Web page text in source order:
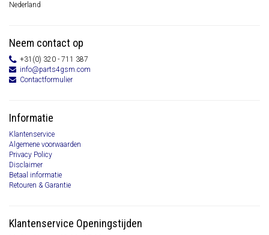
Nederland
Neem contact op
+31(0) 320 - 711 387
info@parts4gsm.com
Contactformulier
Informatie
Klantenservice
Algemene voorwaarden
Privacy Policy
Disclaimer
Betaal informatie
Retouren & Garantie
Klantenservice Openingstijden